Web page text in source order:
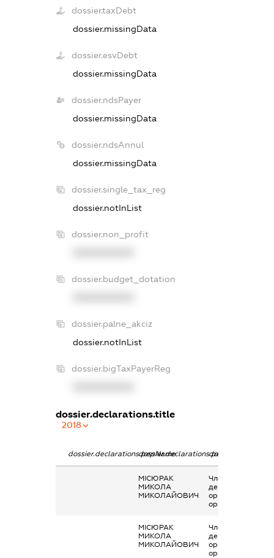
dossier.taxDebt
dossier.missingData
dossier.esvDebt
dossier.missingData
dossier.ndsPayer
dossier.missingData
dossier.ndsAnnul
dossier.missingData
dossier.single_tax_reg
dossier.notInList
dossier.non_profit
dossier.budget_dotation
dossier.palne_akciz
dossier.notInList
dossier.bigTaxPayerReg
dossier.declarations.title
2018
dossier.declarations.pepNamedossier.declarations.personName
МІСЮРАК
МИКОЛА
МИКОЛАЙОВИЧ
Членство суб’єкта
декларування в
організаціях та їх
органах
МІСЮРАК
МИКОЛА
МИКОЛАЙОВИЧ
Членство суб’єкта
декларування в
організаціях та їх
органах